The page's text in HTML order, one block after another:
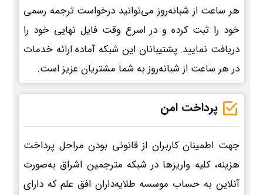
هر ساعت از شبانه‌روز می‌توانید درخواست ترجمه رسمی
خود را ثبت کرده و در اسرع وقت فایل نهایی خود را
دریافت نمایید. پشتیبانان این شبکه آماده ارائه خدمات
در هر ساعت از شبانه‌روز به شما مشتریان عزیز است.
پرداخت امن
جهت اطمینان کاربران از قانونی بودن مراحل پرداخت
هزینه، کلیه واریزها در شبکه مترجمین اشراق به‌صورت
آنلاین به حساب موسسه طلایه‌داران افق علم که دارای